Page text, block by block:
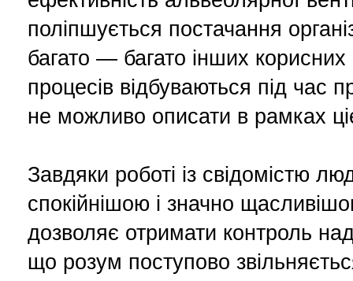
поліпшується постачання
багато — багато інших корисних
процесів відбуваються під час
не можливо описати в рамках
Завдяки роботі із свідомістю
спокійнішою і значно
дозволяє отримати контроль
що розум поступово